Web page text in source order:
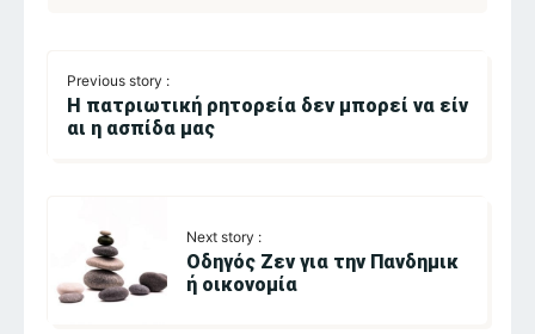
Previous story :
Η πατριωτική ρητορεία δεν μπορεί να είν
αι η ασπίδα μας
Next story :
Οδηγός Ζεν για την Πανδημικ
ή οικονομία